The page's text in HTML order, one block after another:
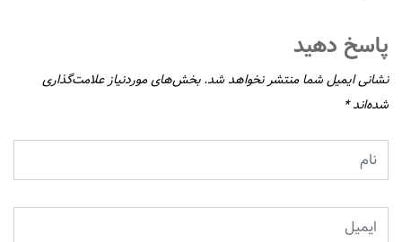
پاسخ دهید
نشانی ایمیل شما منتشر نخواهد شد. بخش‌های موردنیاز علامت‌گذاری
شده‌اند*